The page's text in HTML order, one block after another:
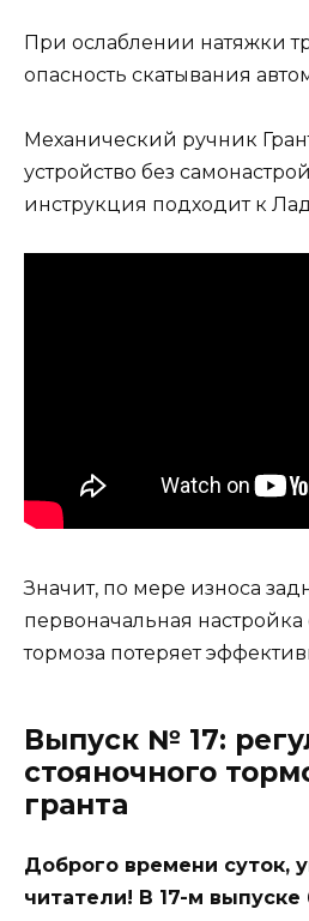
При ослаблении натяжки
опасность скатывания
Механический ручник
устройство без
инструкция подходит к
Значит, по мере износа
первоначальная настройка
тормоза потеряет
Выпуск № 17:
стояночного
гранта
Доброго времени суток,
читатели! В 17-м выпуске